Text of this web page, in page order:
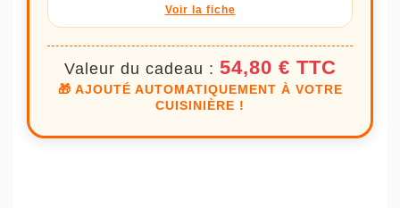
Voir la fiche
Valeur du cadeau : 54,80 € TTC
🎁 AJOUTÉ AUTOMATIQUEMENT À VOTRE
CUISINIÈRE !